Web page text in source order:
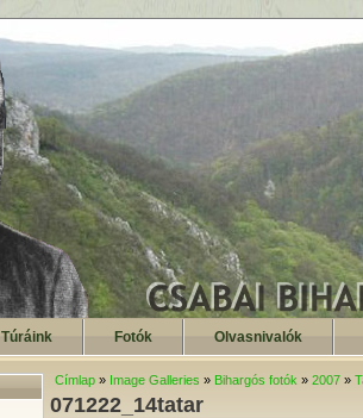
Túráink Fotók Olvasnivalók
Címlap » Image Galleries » Bihargós fotók » 2007 »
071222_14tatar